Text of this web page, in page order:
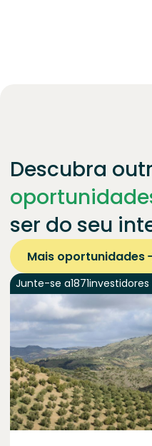
Descubra
ser do seu
Mais oportunidades
Junte-se a1871investidores